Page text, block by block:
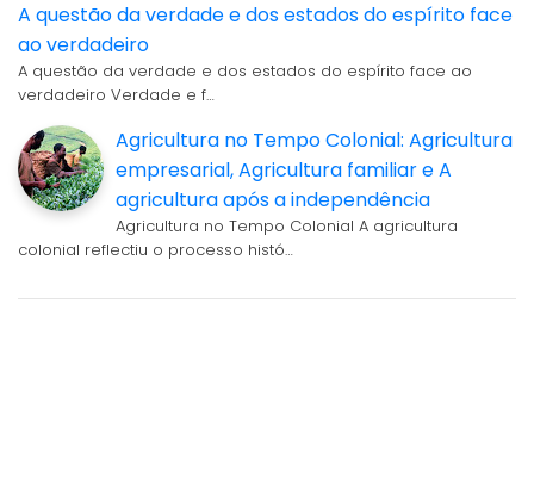
A questão da verdade e dos estados do espírito face
ao verdadeiro
A questão da verdade e dos estados do espírito face ao
verdadeiro Verdade e f…
Agricultura no Tempo Colonial: Agricultura
empresarial, Agricultura familiar e A
agricultura após a independência
Agricultura no Tempo Colonial A agricultura
colonial reflectiu o processo histó…